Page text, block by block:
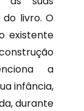
livro. O
existente
a
infância,
durante